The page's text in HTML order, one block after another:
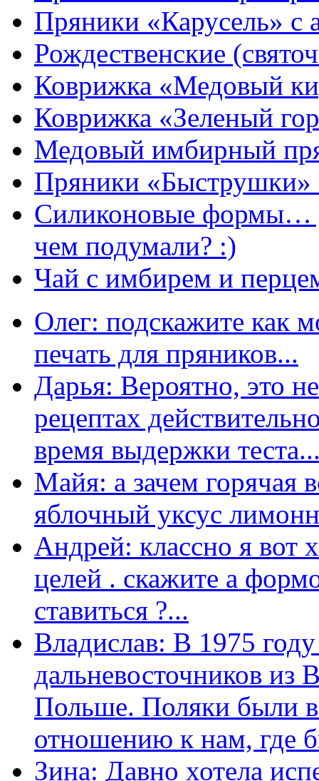
Пряники «Карусель» с
Рождественские
Коврижка «Медовый
Коврижка «Зеленый
Медовый имбирный
Пряники «Быструшки»
Силиконовые формы…
чем подумали? :)
Чай с имбирем и
Олег: подскажите как
печать для пряников...
Дарья: Вероятно, это
рецептах
время выдержки
Майя: а зачем горячая
яблочный уксус
Андрей: классно я вот
целей . скажите а
ставиться ?...
Владислав: В 1975
дальневосточников из
Польше. Поляки были
отношению к нам, где
Зина: Давно хотела